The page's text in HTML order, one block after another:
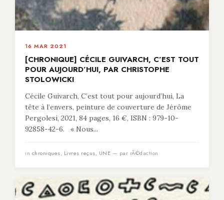
16 MAR 2021
[CHRONIQUE] CÉCILE GUIVARCH, C’EST TOUT
POUR AUJOURD’HUI, PAR CHRISTOPHE
STOLOWICKI
Cécile Guivarch, C’est tout pour aujourd’hui, La
tête à l’envers, peinture de couverture de Jérôme
Pergolesi, 2021, 84 pages, 16 €, ISBN : 979-10-
92858-42-6. « Nous...
in chroniques, Livres reçus, UNE — par rÃ©daction